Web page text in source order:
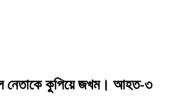
নেতাকে কুপিয়ে জখম। আহত-৩